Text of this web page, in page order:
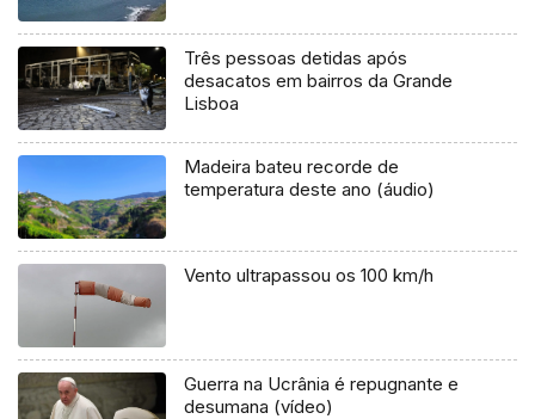
Três pessoas detidas após
desacatos em bairros da Grande
Lisboa
Madeira bateu recorde de
temperatura deste ano (áudio)
Vento ultrapassou os 100 km/h
Guerra na Ucrânia é repugnante e
desumana (vídeo)